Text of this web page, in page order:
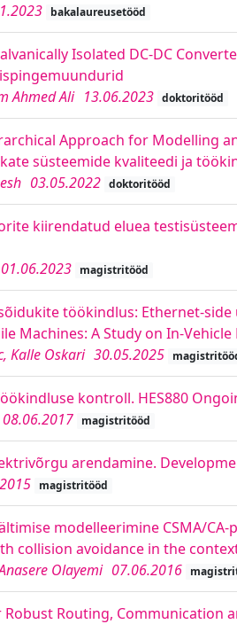
bakalaureusetööd
Isolated DC‑DC
Ahmed Ali 13.06.2023 doktoritööd
Approach for Modelling
süsteemide kvaliteedi ja
03.05.2022 doktoritööd
kiirendatud eluea
01.06.2023 magistritööd
töökindlus: Ethernet-
Machines: A Study on In-
Kalle Oskari 30.05.2025
kontroll. HES880
08.06.2017 magistritööd
arendamine.
magistritööd
modelleerimine CSMA/
collision avoidance in the
Olayemi 07.06.2016
Robust Routing, Communication